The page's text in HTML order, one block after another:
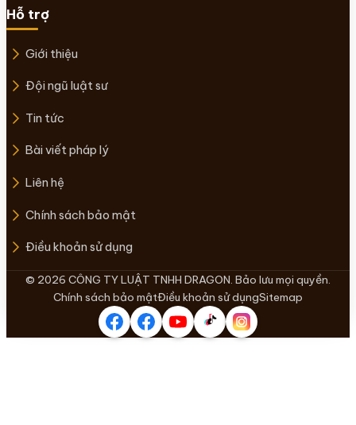
Hỗ trợ
Giới thiệu
Đội ngũ luật sư
Tin tức
Bài viết pháp lý
Liên hệ
Chính sách bảo mật
Điều khoản sử dụng
© 2026 CÔNG TY LUẬT TNHH DRAGON. Bảo lưu mọi quyền.
Chính sách bảo mậtĐiều khoản sử dụngSitemap